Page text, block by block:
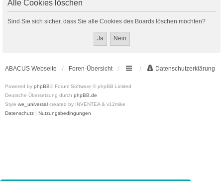
Alle Cookies löschen
Sind Sie sich sicher, dass Sie alle Cookies des Boards löschen möchten?
ABACUS Webseite Foren-Übersicht Datenschutzerklärung
Powered by phpBB® Forum Software © phpBB Limited
Deutsche Übersetzung durch phpBB.de
Style we_universal created by INVENTEA & v12mike
Datenschutz | Nutzungsbedingungen